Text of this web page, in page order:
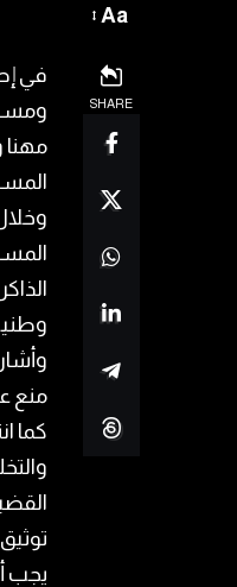
Aa
SHARE
مهنا
منع
كما
يجب